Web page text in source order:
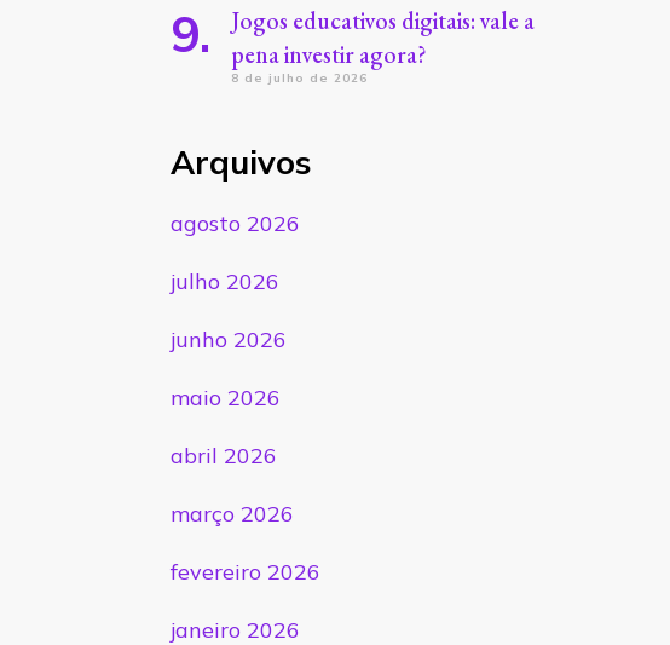
Jogos educativos digitais: vale a
pena investir agora?
8 de julho de 2026
Arquivos
agosto 2026
julho 2026
junho 2026
maio 2026
abril 2026
março 2026
fevereiro 2026
janeiro 2026